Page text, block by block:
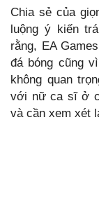
Chia sẻ của
luộng ý kiến
rằng, EA
đá bóng cũng
không quan
với nữ ca sĩ ở
và cần xem xét